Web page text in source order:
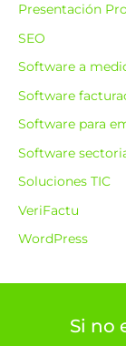
Presentación
SEO
Software a
Software
Software para
Software
Soluciones TIC
VeriFactu
WordPress
Si no